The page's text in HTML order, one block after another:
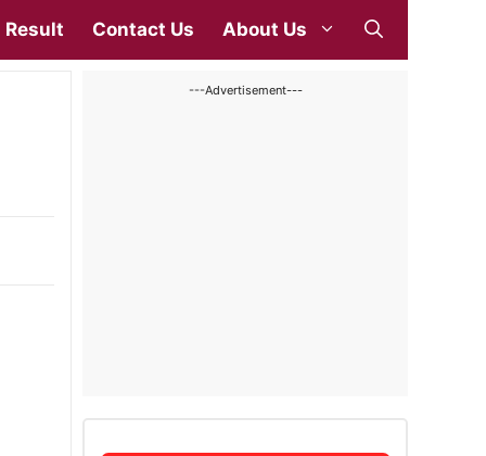
Result Contact Us About Us
---Advertisement---